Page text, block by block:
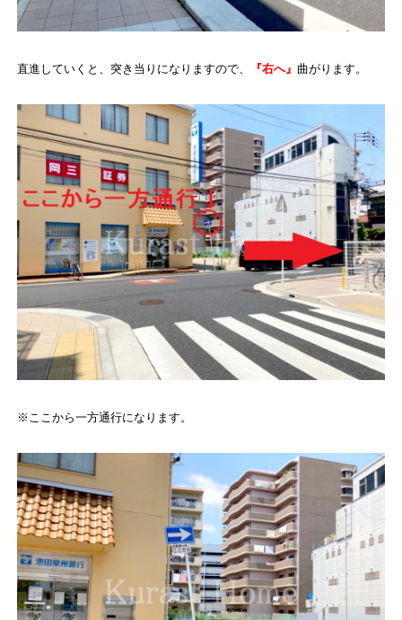
直進していくと、突き当りになりますので、 『右へ』 曲がります。
※ここから一方通行になります。